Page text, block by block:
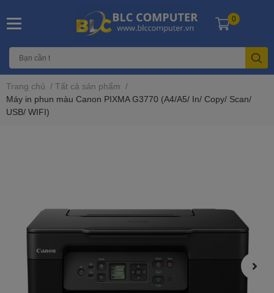
0
Trang chủ / Tất cả sản phẩm /
Máy in phun màu Canon PIXMA G3770 (A4/A5/ In/ Copy/ Scan/
USB/ WIFI)